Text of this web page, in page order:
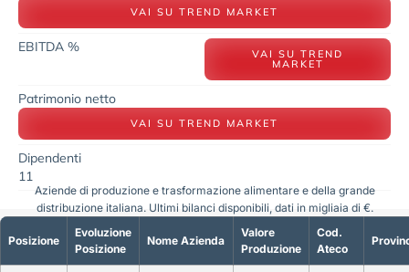
VAI SU TREND MARKET
EBITDA % VAI SU TREND
MARKET
Patrimonio netto
VAI SU TREND MARKET
Dipendenti
11
Posizione
Evoluzione
Posizione
Nome Azienda
Valore
Produzione
Cod.
Ateco
Aziende di produzione e trasformazione alimentare e della grande
distribuzione italiana. Ultimi bilanci disponibili, dati in migliaia di €.